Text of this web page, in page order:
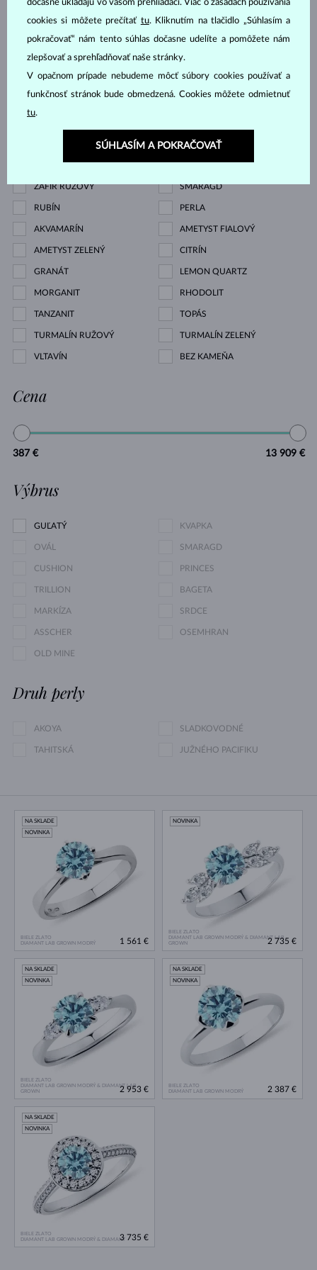
Drahokam
DIAMANT DIAMANT LAB GROWN
DIAMANT LAB GROWN DIAMANT LAB GROWN
DIAMANT MODRÝ DIAMANT ŽLTÝ
DIAMANT ZELENÝ ZAFÍR MODRÝ
ZAFÍR RUŽOVÝ SMARAGD
RUBÍN PERLA
AKVAMARÍN AMETYST FIALOVÝ
AMETYST ZELENÝ CITRÍN
GRANÁT LEMON QUARTZ
MORGANIT RHODOLIT
TANZANIT TOPÁS
TURMALÍN RUŽOVÝ TURMALÍN ZELENÝ
VLTAVÍN BEZ KAMEŇA
Cena
387 € 13 909 €
Výbrus
GUĽATÝ KVAPKA
OVÁL SMARAGD
CUSHION PRINCES
TRILLION BAGETA
MARKÍZA SRDCE
ASSCHER OSEMHRAN
OLD MINE
Druh perly
AKOYA SLADKOVODNÉ
TAHITSKÁ JUŽNÉHO PACIFIKU
BIELE ZLATO
DIAMANT LAB GROWN MODRÝ
NA SKLADE
NOVINKA
1 561 €
BIELE ZLATO
DIAMANT LAB GROWN MODRÝ & DIAMANT LAB
GROWN
NOVINKA
2 735 €
BIELE ZLATO
DIAMANT LAB GROWN MODRÝ & DIAMANT LAB
GROWN
NA SKLADE
NOVINKA
2 953 €
BIELE ZLATO
DIAMANT LAB GROWN MODRÝ
NA SKLADE
NOVINKA
2 387 €
BIELE ZLATO
DIAMANT LAB GROWN MODRÝ & DIAMANT
NA SKLADE
NOVINKA
3 735 €
dočasne ukladajú vo vašom prehliadači. Viac o zásadách používania
cookies si môžete prečítať tu. Kliknutím na tlačidlo „Súhlasím a
pokračovať“ nám tento súhlas dočasne udelíte a pomôžete nám
zlepšovať a sprehľadňovať naše stránky.
V opačnom prípade nebudeme môcť súbory cookies používať a
funkčnosť stránok bude obmedzená. Cookies môžete odmietnuť
tu.
SÚHLASÍM A POKRAČOVAŤ